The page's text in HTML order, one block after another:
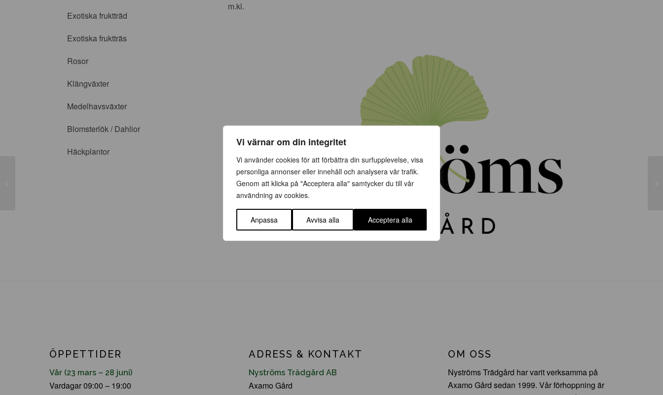
Vi värnar om din integritet
Vi använder cookies för att förbättra din surfupplevelse, visa
personliga annonser eller innehåll och analysera vår trafik.
Genom att klicka på "Acceptera alla" samtycker du till vår
användning av cookies.
Anpassa Avvisa alla Acceptera alla
Exotiska fruktträd
Exotiska fruktträs
Rosor
Klängväxter
Medelhavsväxter
Blomsterlök / Dahlior
Häckplantor
m.kl.
ÖPPETTIDER
Vår (23 mars – 28 juni)
Vardagar 09:00 – 19:00
ADRESS & KONTAKT
Nyströms Trädgård AB
Axamo Gård
OM OSS
Nyströms Trädgård har varit verksamma på
Axamo Gård sedan 1999. Vår förhoppning är